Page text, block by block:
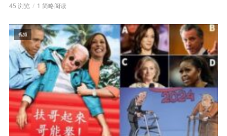
45 浏览 1 简略阅读
视频